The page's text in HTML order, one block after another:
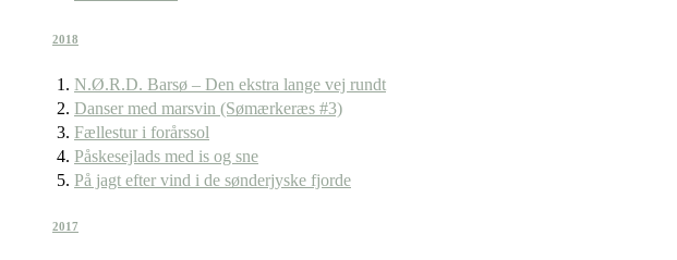
2018
N.Ø.R.D. Barsø – Den ekstra lange vej rundt
Danser med marsvin (Sømærkeræs #3)
Fællestur i forårssol
Påskesejlads med is og sne
På jagt efter vind i de sønderjyske fjorde
2017